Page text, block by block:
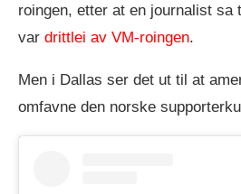
roingen, etter at en journalist sa
var drittlei av VM-roingen.
Men i Dallas ser det ut til at
omfavne den norske